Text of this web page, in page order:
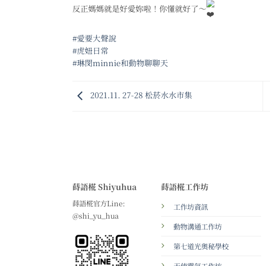
反正媽媽就是好愛妳啦！你懂就好了～
#愛要大聲說
#虎妞日常
#琳閔minnie和動物聊聊天
2021.11. 27-28 松菸水水市集
蒔語椛 Shiyuhua
蒔語椛官方Line:
@shi_yu_hua
蒔語椛工作坊
工作坊資訊
動物溝通工作坊
第七道光奧秘學校